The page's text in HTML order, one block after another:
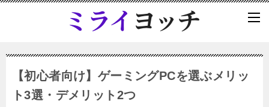
【初心者向け】ゲーミングPCを選ぶメリッ
ト3選・デメリット2つ